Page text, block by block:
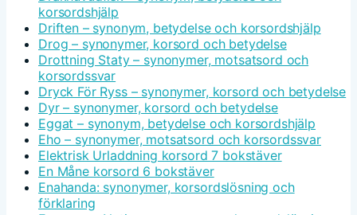
korsordshjälp
Driften – synonym, betydelse och korsordshjälp
Drog – synonymer, korsord och betydelse
Drottning Staty – synonymer, motsatsord och
korsordssvar
Dryck För Ryss – synonymer, korsord och betydelse
Dyr – synonymer, korsord och betydelse
Eggat – synonym, betydelse och korsordshjälp
Eho – synonymer, motsatsord och korsordssvar
Elektrisk Urladdning korsord 7 bokstäver
En Måne korsord 6 bokstäver
Enahanda: synonymer, korsordslösning och
förklaring